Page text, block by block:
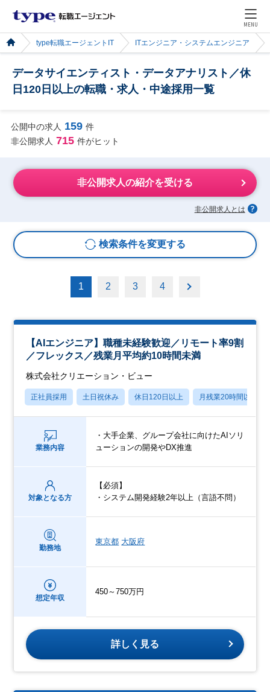
MENU
type転職エージェントIT ITエンジニア・システムエンジニア
データサイエンティスト・データアナリスト／休
日120日以上の転職・求人・中途採用一覧
公開中の求人 159 件
非公開求人 715 件がヒット
非公開求人の紹介を受ける
非公開求人とは
検索条件を変更する
1 2 3 4
【AIエンジニア】職種未経験歓迎／リモート率9割
／フレックス／残業月平均約10時間未満
株式会社クリエーション・ビュー
正社員採用 土日祝休み 休日120日以上 月残業20時間以内
業務内容
・大手企業、グループ会社に向けたAIソリ
ューションの開発やDX推進
対象となる方
【必須】
・システム開発経験2年以上（言語不問）
勤務地
東京都 大阪府
想定年収
450～750万円
詳しく見る